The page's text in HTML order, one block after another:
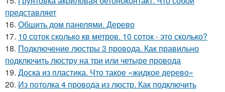
представляет
16. Обшить дом панелями. Дерево
17. 10 соток сколько кв метров. 10 соток - это сколько?
18. Подключение люстры 3 провода. Как правильно
подключить люстру на три или четыре провода
19. Доска из пластика. Что такое «жидкое дерево»
20. Из потолка 4 провода из люстр. Как подключить